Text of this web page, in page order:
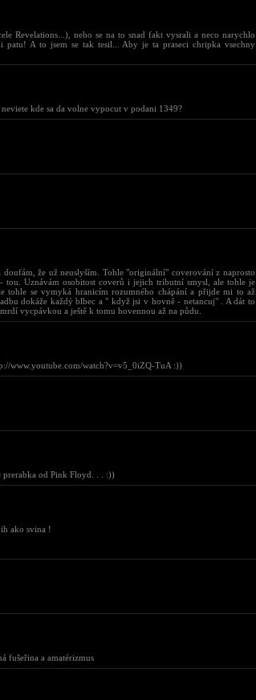
Revelations...), nebo se na to snad fakt vysrali a neco narychlo
patu! A to jsem se tak tesil... Aby je ta praseci chripka vsechny
kde sa da volne vypocut v podani 1349?
že už neuslyším. Tohle "originální" coverování z naprosto
tou. Uznávám osobitost coverů i jejich tributní smysl, ale tohle je
tohle se vymyká hranicím rozumného chápání a přijde mi to až
dokáže každý blbec a " když jsi v hovně - netancuj" . A dát to
vycpávkou a ještě k tomu hovennou až na půdu.
www.youtube.com/watch?v=v5_0iZQ-TuA :))
prerabka od Pink Floyd. . . :))
ako svina !
fušeřina a amatérizmus